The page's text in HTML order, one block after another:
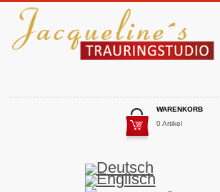
WARENKORB
0 Artikel